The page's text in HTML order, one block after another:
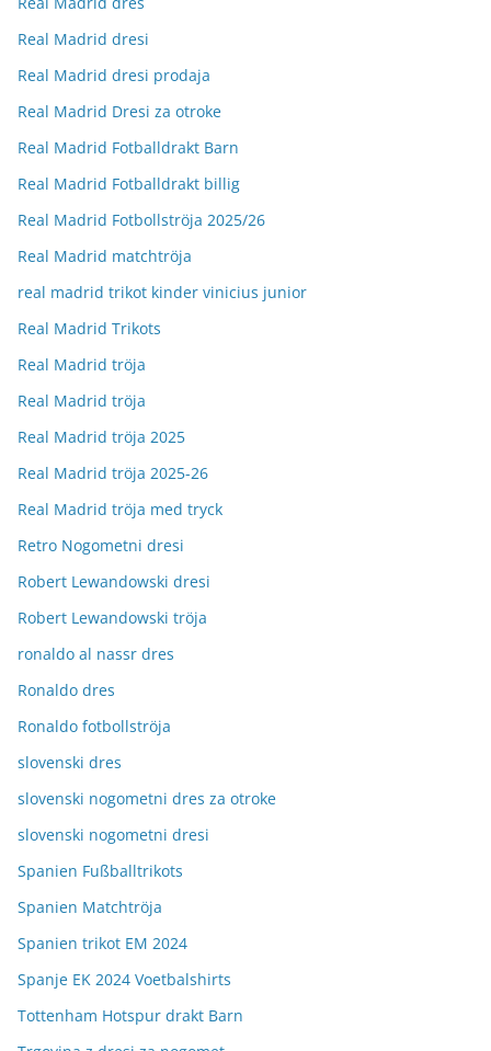
Real Madrid dresi
Real Madrid dresi prodaja
Real Madrid Dresi za otroke
Real Madrid Fotballdrakt Barn
Real Madrid Fotballdrakt billig
Real Madrid Fotbollströja 2025/26
Real Madrid matchtröja
real madrid trikot kinder vinicius junior
Real Madrid Trikots
Real Madrid tröja
Real Madrid tröja
Real Madrid tröja 2025
Real Madrid tröja 2025-26
Real Madrid tröja med tryck
Retro Nogometni dresi
Robert Lewandowski dresi
Robert Lewandowski tröja
ronaldo al nassr dres
Ronaldo dres
Ronaldo fotbollströja
slovenski dres
slovenski nogometni dres za otroke
slovenski nogometni dresi
Spanien Fußballtrikots
Spanien Matchtröja
Spanien trikot EM 2024
Spanje EK 2024 Voetbalshirts
Tottenham Hotspur drakt Barn